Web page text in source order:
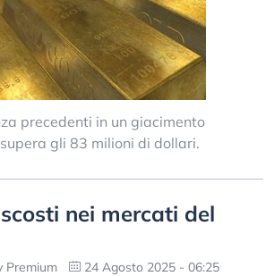
precedenti in un giacimento
gli 83 milioni di dollari.
nei mercati del
Premium 24 Agosto 2025 - 06:25